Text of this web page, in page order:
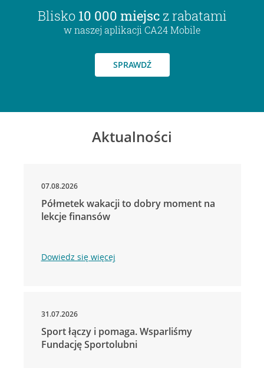
Blisko 10 000 miejsc z rabatami
w naszej aplikacji CA24 Mobile
SPRAWDŹ
Aktualności
07.08.2026
Półmetek wakacji to dobry moment na
lekcje finansów
Dowiedz się więcej
31.07.2026
Sport łączy i pomaga. Wsparliśmy
Fundację Sportolubni